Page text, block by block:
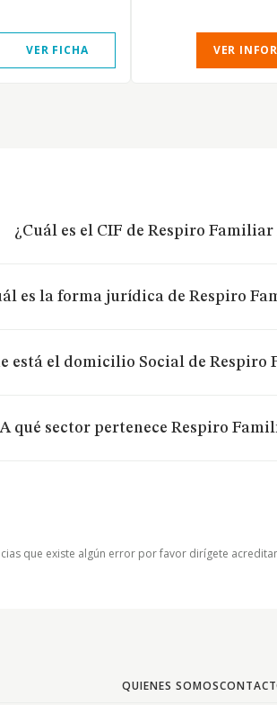
VER FICHA VER
¿Cuál es el CIF de Respiro Familiar
es la forma jurídica de Respiro
está el domicilio Social de Respiro
qué sector pertenece Respiro
que existe algún error por favor dirígete
QUIENES SOMOS